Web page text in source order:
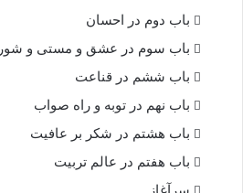
باب دوم در احسان
باب سوم در عشق و مستی و شور
باب ششم در قناعت
باب نهم در توبه و راه صواب
باب هشتم در شکر بر عافیت
باب هفتم در عالم تربیت